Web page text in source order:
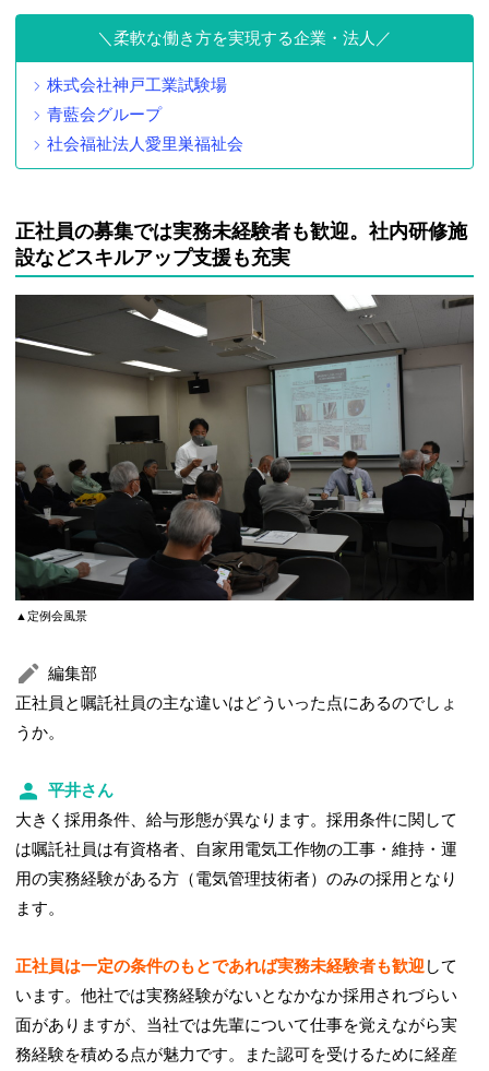
柔軟な働き方を実現する企業・法人
株式会社神戸工業試験場
青藍会グループ
社会福祉法人愛里巣福祉会
正社員の募集では実務未経験者も歓迎。社内研修施
設などスキルアップ支援も充実
▲定例会風景
編集部
正社員と嘱託社員の主な違いはどういった点にあるのでしょ
うか。
平井さん
大きく採用条件、給与形態が異なります。採用条件に関して
は嘱託社員は有資格者、自家用電気工作物の工事・維持・運
用の実務経験がある方（電気管理技術者）のみの採用となり
ます。
正社員は一定の条件のもとであれば実務未経験者も歓迎 して
います。他社では実務経験がないとなかなか採用されづらい
面がありますが、当社では先輩について仕事を覚えながら実
務経験を積める点が魅力です。また認可を受けるために経産